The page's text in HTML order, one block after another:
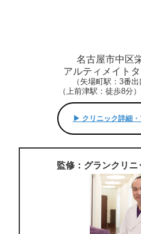
名古屋市中区
アルティメイト
（矢場町駅：3番
（上前津駅：徒歩8分
▶︎ クリニック詳細
監修：グランクリ